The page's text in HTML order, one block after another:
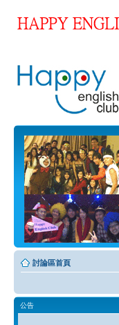
討論區首頁
公告